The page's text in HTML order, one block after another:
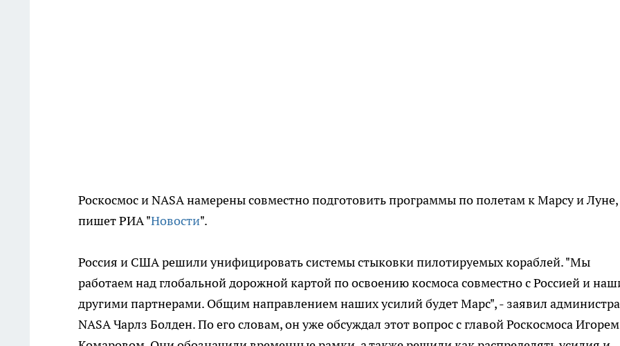
Роскосмос и NASA намерены совместно подготовить программы по полетам к Марсу и Луне,
пишет РИА "Новости".
Россия и США решили унифицировать системы стыковки пилотируемых кораблей. "Мы
работаем над глобальной дорожной картой по освоению космоса совместно с Россией и
другими партнерами. Общим направлением наших усилий будет Марс", - заявил
NASA Чарлз Болден. По его словам, он уже обсуждал этот вопрос с главой Роскосмоса Игорем